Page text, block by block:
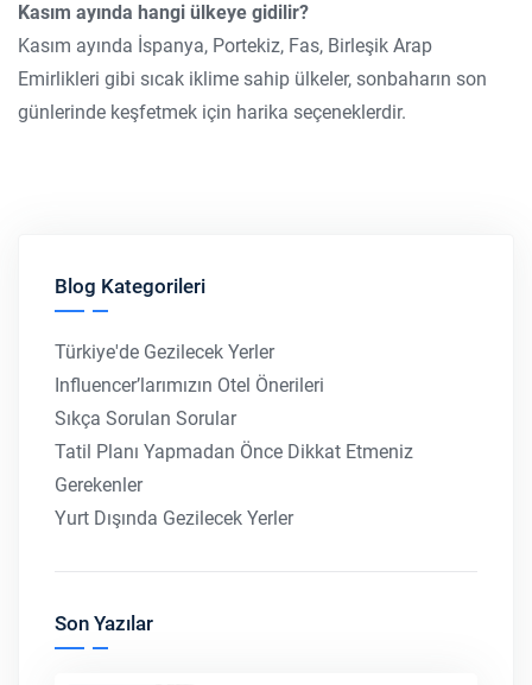
Kasım ayında hangi ülkeye gidilir?
Kasım ayında İspanya, Portekiz, Fas, Birleşik Arap
Emirlikleri gibi sıcak iklime sahip ülkeler, sonbaharın son
günlerinde keşfetmek için harika seçeneklerdir.
Blog Kategorileri
Türkiye'de Gezilecek Yerler
Influencer’larımızın Otel Önerileri
Sıkça Sorulan Sorular
Tatil Planı Yapmadan Önce Dikkat Etmeniz
Gerekenler
Yurt Dışında Gezilecek Yerler
Son Yazılar